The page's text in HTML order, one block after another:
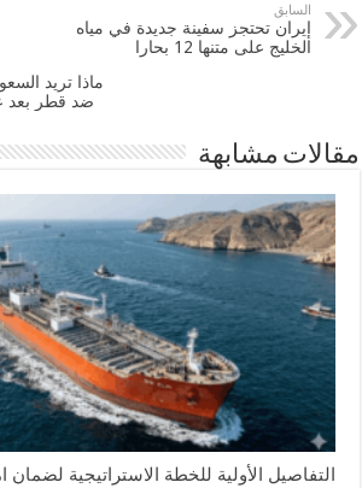
السابق
إيران تحتجز سفينة جديدة في مياه
الخليج على متنها 12 بحارا
ماذا تريد
ضد قطر بعد
مقالات مشابهة
التفاصيل الأولية للخطة الاستراتيجية